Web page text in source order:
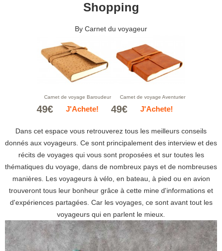
Shopping
By Carnet du voyageur
Carnet de voyage Baroudeur
49€ J'Achete!
Carnet de voyage Aventurier
49€ J'Achete!
Dans cet espace vous retrouverez tous les meilleurs conseils
donnés aux voyageurs. Ce sont principalement des interview et des
récits de voyages qui vous sont proposées et sur toutes les
thématiques du voyage, dans de nombreux pays et de nombreuses
manières. Les voyageurs à vélo, en bateau, à pied ou en avion
trouveront tous leur bonheur grâce à cette mine d'informations et
d'expériences partagées. Car les voyages, ce sont avant tout les
voyageurs qui en parlent le mieux.